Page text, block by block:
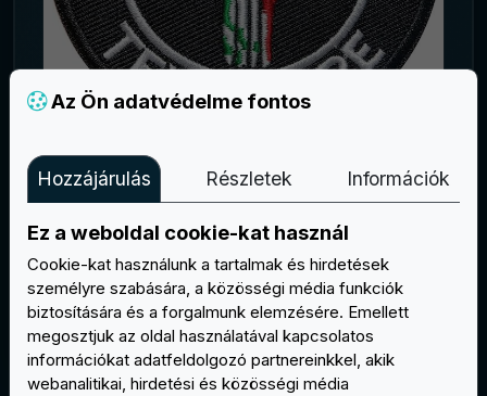
OLASZ ZÁSZLÓS KOPONYAFOLT
SZEMÉLYRE SZÓLÓ HÍMZETT
SZÖVEGGEL 75X75MM
Vásároljon
Az Ön adatvédelme fontos
Hozzájárulás Részletek Információk
Ez a weboldal cookie-kat használ
Cookie-kat használunk a tartalmak és hirdetések
személyre szabására, a közösségi média funkciók
biztosítására és a forgalmunk elemzésére. Emellett
megosztjuk az oldal használatával kapcsolatos
információkat adatfeldolgozó partnereinkkel, akik
webanalitikai, hirdetési és közösségi média